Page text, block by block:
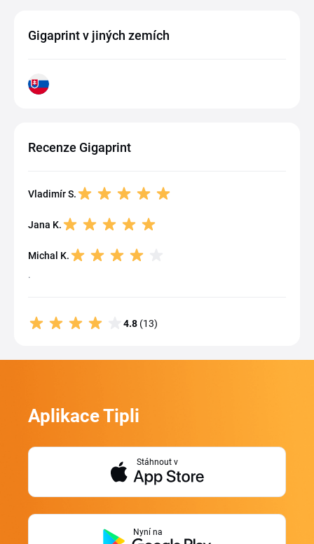
Gigaprint v jiných zemích
Recenze Gigaprint
Vladimír S.
Jana K.
Michal K.
.
4.8 (13)
Aplikace Tipli
Stáhnout v
Nyní na